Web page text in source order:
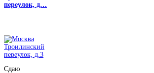
переулок, д…
Сдаю